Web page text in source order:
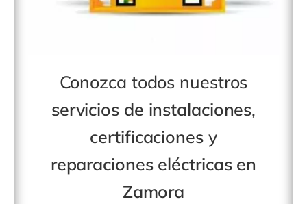
Conozca todos nuestros
servicios de instalaciones,
certificacionesy
reparaciones eléctricas en
Zamora